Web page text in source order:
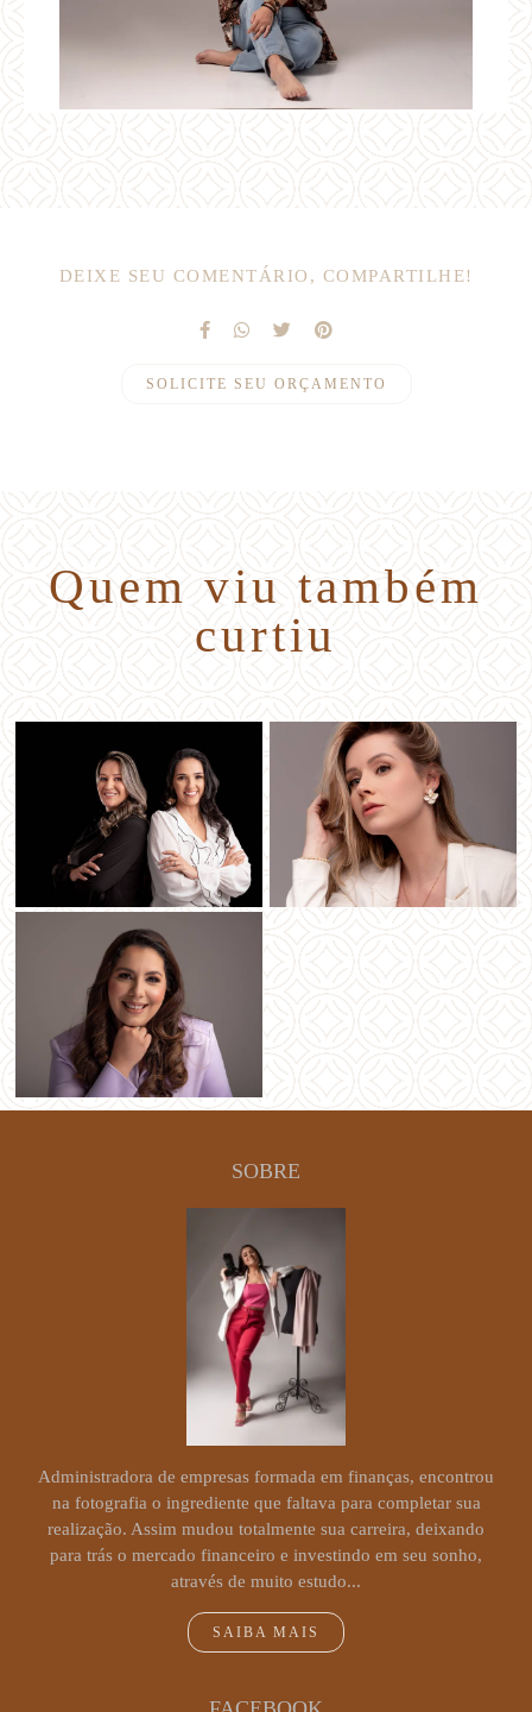
DEIXE SEU COMENTÁRIO, COMPARTILHE!
SOLICITE SEU ORÇAMENTO
Quem viu também
curtiu
SOBRE
Administradora de empresas formada em finanças, encontrou
na fotografia o ingrediente que faltava para completar sua
realização. Assim mudou totalmente sua carreira, deixando
para trás o mercado financeiro e investindo em seu sonho,
através de muito estudo...
SAIBA MAIS